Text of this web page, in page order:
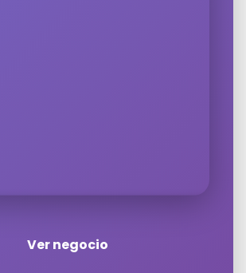
Ver negocio